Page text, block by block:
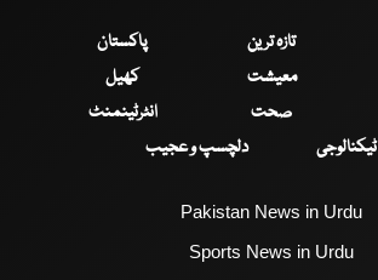
تازہ ترین
پاکستان
معیشت
کھیل
صحت
انٹرٹینمنٹ
ٹیکنالوجی
دلچسپ و عجیب
Pakistan News in Urdu
Sports News in Urdu